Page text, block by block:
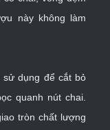
này không làm
sử dụng để cắt bỏ
quanh nút chai.
tròn chất lượng